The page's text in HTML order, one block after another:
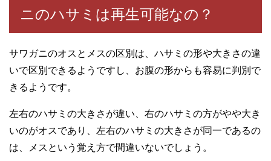
ニのハサミは再生可能なの？
サワガニのオスとメスの区別は、ハサミの形や大きさの違
いで区別できるようですし、お腹の形からも容易に判別で
きるようです。
左右のハサミの大きさが違い、右のハサミの方がやや大き
いのがオスであり、左右のハサミの大きさが同一であるの
は、メスという覚え方で間違いないでしょう。